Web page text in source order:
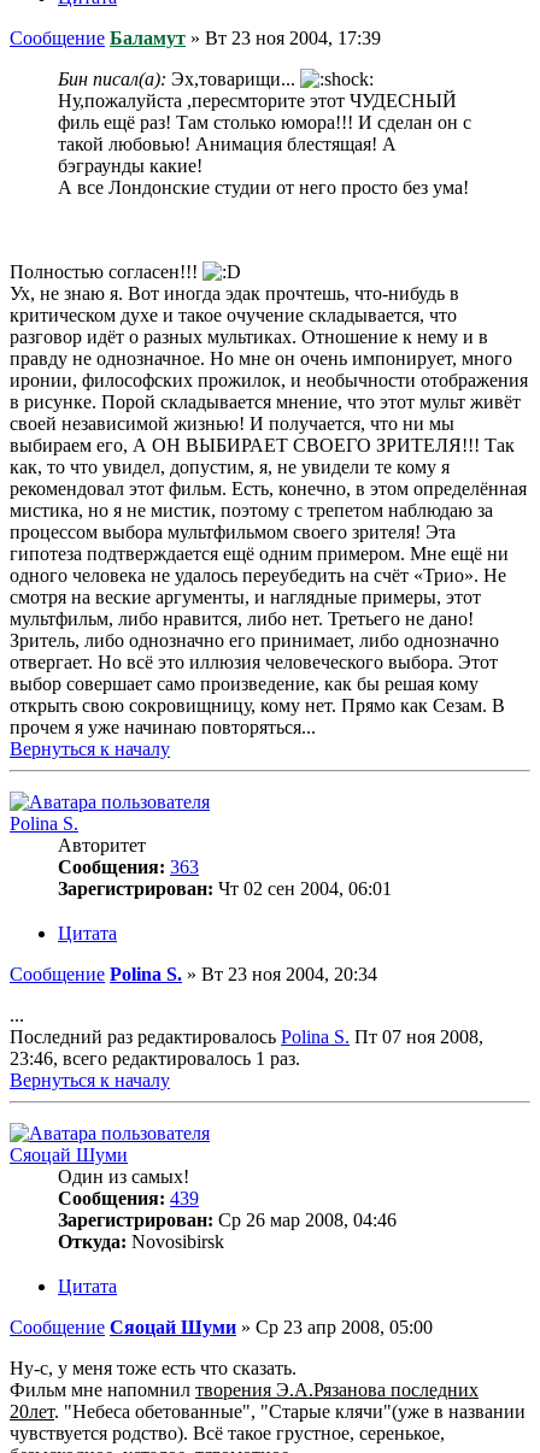
Сообщение Баламут » Вт 23 ноя 2004, 17:39
Бин писал(а): Эх,товарищи...
Ну,пожалуйста ,пересмторите этот ЧУДЕСНЫЙ
филь ещё раз! Там столько юмора!!! И сделан он с
такой любовью! Анимация блестящая! А
бэграунды какие!
А все Лондонские студии от него просто без ума!
Полностью согласен!!!
Ух, не знаю я. Вот иногда эдак прочтешь, что-нибудь в
критическом духе и такое очучение складывается, что
разговор идёт о разных мультиках. Отношение к нему и в
правду не однозначное. Но мне он очень импонирует, много
иронии, философских прожилок, и необычности отображения
в рисунке. Порой складывается мнение, что этот мульт живёт
своей независимой жизнью! И получается, что ни мы
выбираем его, А ОН ВЫБИРАЕТ СВОЕГО ЗРИТЕЛЯ!!! Так
как, то что увидел, допустим, я, не увидели те кому я
рекомендовал этот фильм. Есть, конечно, в этом определённая
мистика, но я не мистик, поэтому с трепетом наблюдаю за
процессом выбора мультфильмом своего зрителя! Эта
гипотеза подтверждается ещё одним примером. Мне ещё ни
одного человека не удалось переубедить на счёт «Трио». Не
смотря на веские аргументы, и наглядные примеры, этот
мультфильм, либо нравится, либо нет. Третьего не дано!
Зритель, либо однозначно его принимает, либо однозначно
отвергает. Но всё это иллюзия человеческого выбора. Этот
выбор совершает само произведение, как бы решая кому
открыть свою сокровищницу, кому нет. Прямо как Сезам. В
прочем я уже начинаю повторяться...
Вернуться к началу
Polina S.
Авторитет
Сообщения: 363
Зарегистрирован: Чт 02 сен 2004, 06:01
Цитата
Сообщение Polina S. » Вт 23 ноя 2004, 20:34
...
Последний раз редактировалось Polina S. Пт 07 ноя 2008,
23:46, всего редактировалось 1 раз.
Вернуться к началу
Сяоцай Шуми
Один из самых!
Сообщения: 439
Зарегистрирован: Ср 26 мар 2008, 04:46
Откуда: Novosibirsk
Цитата
Сообщение Сяоцай Шуми » Ср 23 апр 2008, 05:00
Ну-с, у меня тоже есть что сказать.
Фильм мне напомнил творения Э.А.Рязанова последних
20лет. "Небеса обетованные", "Старые клячи"(уже в названии
чувствуется родство). Всё такое грустное, серенькое,